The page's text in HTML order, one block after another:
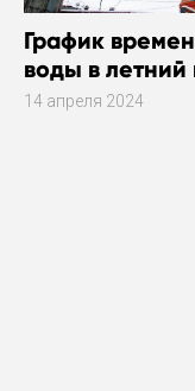
График
воды в
14 апреля 2024